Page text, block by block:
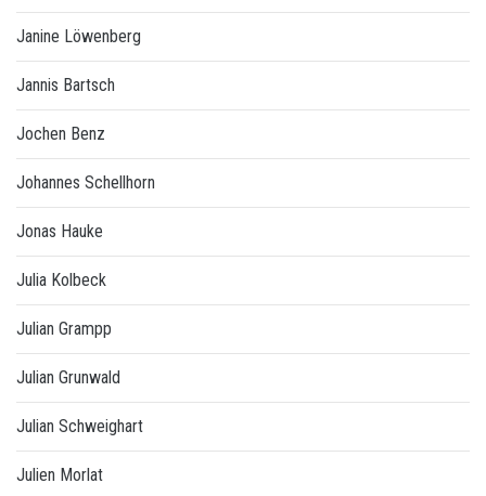
Janine Löwenberg
Jannis Bartsch
Jochen Benz
Johannes Schellhorn
Jonas Hauke
Julia Kolbeck
Julian Grampp
Julian Grunwald
Julian Schweighart
Julien Morlat